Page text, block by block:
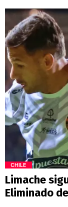
CHILE
Limache
Eliminado